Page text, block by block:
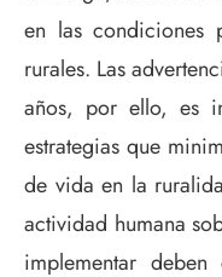
en las condiciones
rurales. Las
años, por ello, es
estrategias que
de vida en la
actividad humana
implementar